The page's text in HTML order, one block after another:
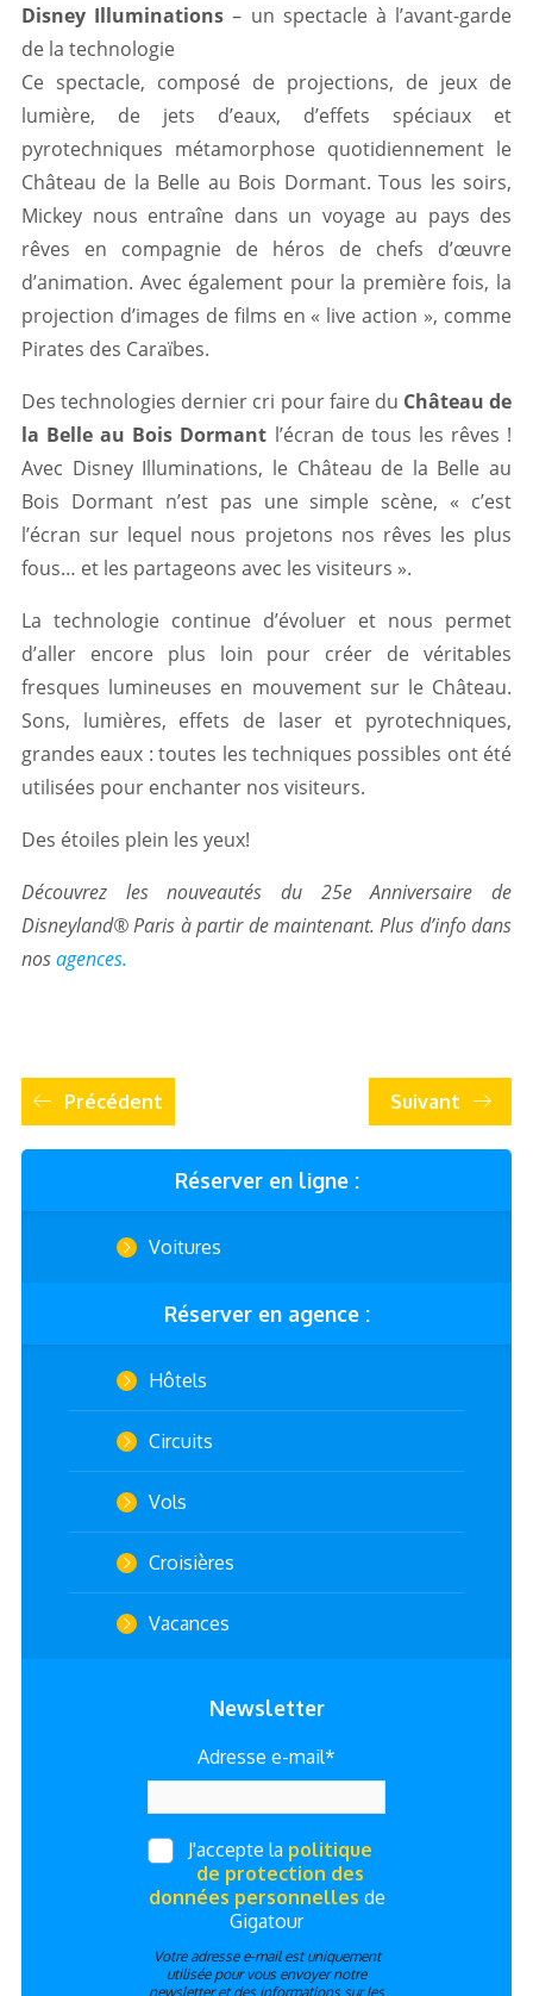
Réserver en ligne :
Voitures
Réserver en agence :
Hôtels
Circuits
Vols
Croisières
Vacances
Newsletter
Adresse e-mail*
J'accepte la politique
de protection des
données personnelles de
Gigatour
Votre adresse e-mail est uniquement
utilisée pour vous envoyer notre
newsletter et des informations sur les
Disney Illuminations – un spectacle à l’avant-garde
de la technologie
Ce spectacle, composé de projections, de jeux de
lumière, de jets d’eaux, d’effets spéciaux et
pyrotechniques métamorphose quotidiennement le
Château de la Belle au Bois Dormant. Tous les soirs,
Mickey nous entraîne dans un voyage au pays des
rêves en compagnie de héros de chefs d’œuvre
d’animation. Avec également pour la première fois, la
projection d’images de films en « live action », comme
Pirates des Caraïbes.
Des technologies dernier cri pour faire du Château de
la Belle au Bois Dormant l’écran de tous les rêves !
Avec Disney Illuminations, le Château de la Belle au
Bois Dormant n’est pas une simple scène, « c’est
l’écran sur lequel nous projetons nos rêves les plus
fous… et les partageons avec les visiteurs ».
La technologie continue d’évoluer et nous permet
d’aller encore plus loin pour créer de véritables
fresques lumineuses en mouvement sur le Château.
Sons, lumières, effets de laser et pyrotechniques,
grandes eaux : toutes les techniques possibles ont été
utilisées pour enchanter nos visiteurs.
Des étoiles plein les yeux!
Découvrez les nouveautés du 25e Anniversaire de
Disneyland® Paris à partir de maintenant. Plus d’info dans
nosagences.
Précédent Suivant